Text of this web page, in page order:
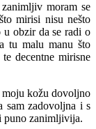
moram se
mirisi nisu nešto
obzir da se radi o
tu malu manu što
decentne mirisne
kožu dovoljno
sam zadovoljna i s
puno zanimljivija.